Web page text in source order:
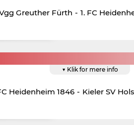
Greuther Fürth - 1. FC
▼ Klik for mere info
Heidenheim 1846 - Kieler SV